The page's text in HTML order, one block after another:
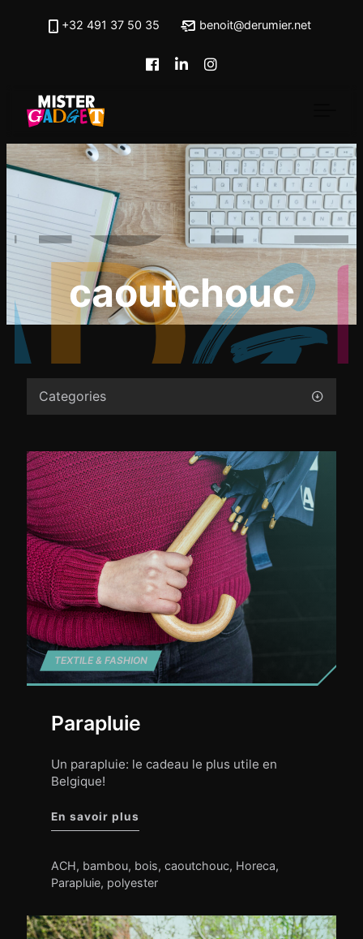
Skip to main content
+32 491 37 50 35 benoit@derumier.net
caoutchouc
Categories
TEXTILE & FASHION
Parapluie
Un parapluie: le cadeau le plus utile en
Belgique!
En savoir plus
ACH, bambou, bois, caoutchouc, Horeca,
Parapluie, polyester